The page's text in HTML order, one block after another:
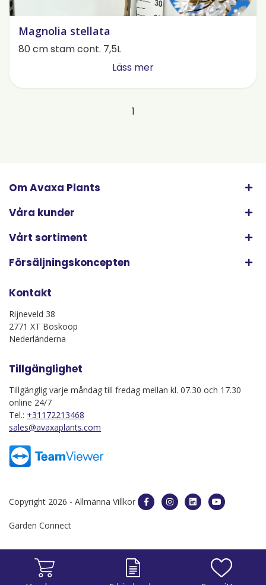
Magnolia stellata
80 cm stam cont. 7,5L
Läss mer
1
Om Avaxa Plants
Våra kunder
Vårt sortiment
Försäljningskoncepten
Kontakt
Rijneveld 38
2771 XT Boskoop
Nederländerna
Tillgänglighet
Tillgänglig varje måndag till fredag mellan kl. 07.30 och 17.30
online 24/7
Tel.: +31172213468
sales@avaxaplants.com
Copyright 2026 - Allmänna Villkor
Garden Connect